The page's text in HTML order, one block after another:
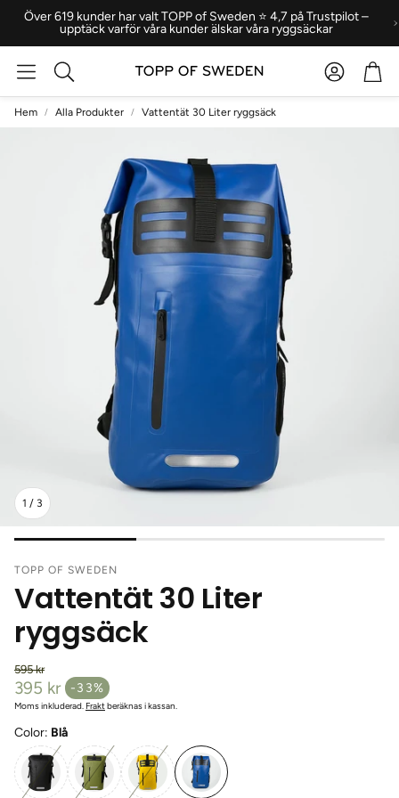
Över 619 kunder har valt TOPP of Sweden ⭐ 4,7 på Trustpilot –
upptäck varför våra kunder älskar våra ryggsäckar
Sök
Konto
Hem Alla Produkter Vattentät 30 Liter ryggsäck
1 / 3
TOPP OF SWEDEN
Vattentät 30 Liter
ryggsäck
395 kr -33%
Försäljningspris
Ordinarie pris
595 kr
Moms inkluderad. Fraktberäknas i kassan.
Color: Blå